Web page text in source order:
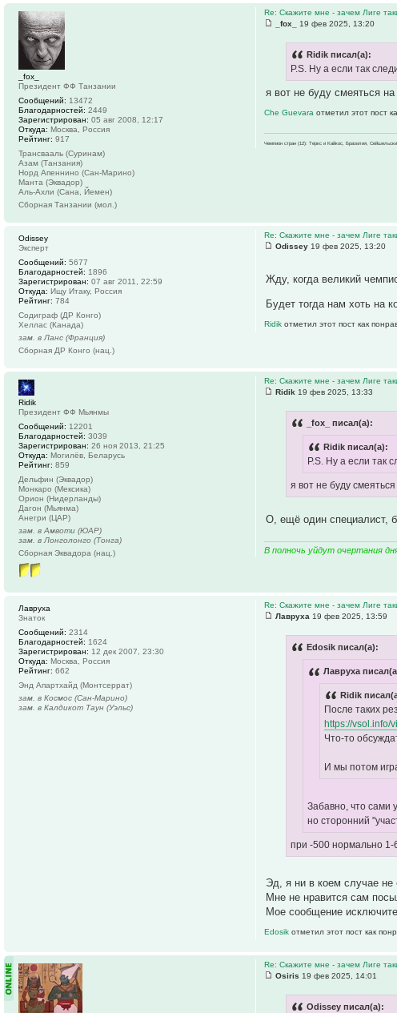
Re: Скажите мне - зачем Лиге
_fox_
19 фев 2025, 13:20
Ridik писал(а):
P.S. Ну а если так
я вот не буду смеяться
Che Guevaraотметил этот пост
Чемпион стран (12): Теркс и Кайкос, Бразилия,
_fox_
Президент ФФ Танзании
Сообщений: 13472
Благодарностей: 2449
Зарегистрирован: 05 авг 2008, 12:17
Откуда: Москва, Россия
Рейтинг: 917
Трансвааль (Суринам)
Азам (Танзания)
Норд Апеннино (Сан-Марино)
Манта (Эквадор)
Аль-Ахли (Сана, Йемен)
Сборная Танзании (мол.)
Re: Скажите мне - зачем Лиге
Odissey 19 фев 2025, 13:20
Жду, когда великий
Будет тогда нам хоть на
Ridikотметил этот пост как
Odissey
Эксперт
Сообщений: 5677
Благодарностей: 1896
Зарегистрирован: 07 авг 2011, 22:59
Откуда: Ищу Итаку, Россия
Рейтинг: 784
Содиграф (ДР Конго)
Хеллас (Канада)
зам. в Ланс (Франция)
Сборная ДР Конго (нац.)
Re: Скажите мне - зачем Лиге
Ridik 19 фев 2025, 13:33
_fox_ писал(а):
Ridik писал(а):
P.S. Ну а если так
я вот не буду
О, ещё один специалист,
В полночь уйдут очертания
Ridik
Президент ФФ Мьянмы
Сообщений: 12201
Благодарностей: 3039
Зарегистрирован: 26 ноя 2013, 21:25
Откуда: Могилёв, Беларусь
Рейтинг: 859
Дельфин (Эквадор)
Монкаро (Мексика)
Орион (Нидерланды)
Дагон (Мьянма)
Анегри (ЦАР)
зам. в Амвоти (ЮАР)
зам. в Лонголонго (Тонга)
Сборная Эквадора (нац.)
Re: Скажите мне - зачем Лиге
Лавруха 19 фев 2025, 13:59
Edosik писал(а):
Лавруха
Ridik
После таких
https://vsol.info/
Что-то
И мы потом
Забавно, что сами
но сторонний
при -500 нормально 1-
Эд, я ни в коем случае не
Мне не нравится сам
Мое сообщение
Edosikотметил этот пост как
Лавруха
Знаток
Сообщений: 2314
Благодарностей: 1624
Зарегистрирован: 12 дек 2007, 23:30
Откуда: Москва, Россия
Рейтинг: 662
Энд Апартхайд (Монтсеррат)
зам. в Космос (Сан-Марино)
зам. в Калдикот Таун (Уэльс)
Re: Скажите мне - зачем Лиге
Osiris 19 фев 2025, 14:01
Odissey писал(а):